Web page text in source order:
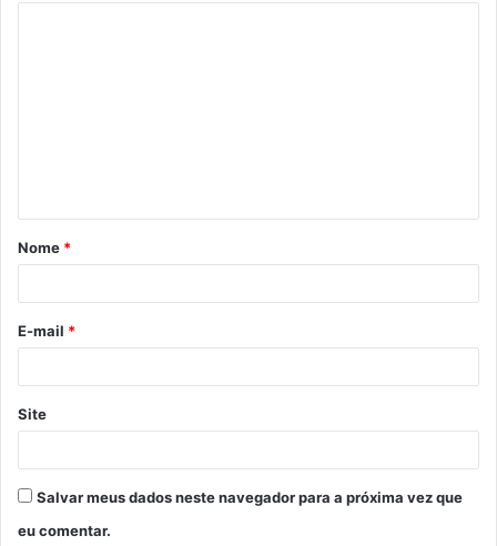
Nome *
E-mail *
Site
Salvar meus dados neste navegador para a próxima vez que
eu comentar.